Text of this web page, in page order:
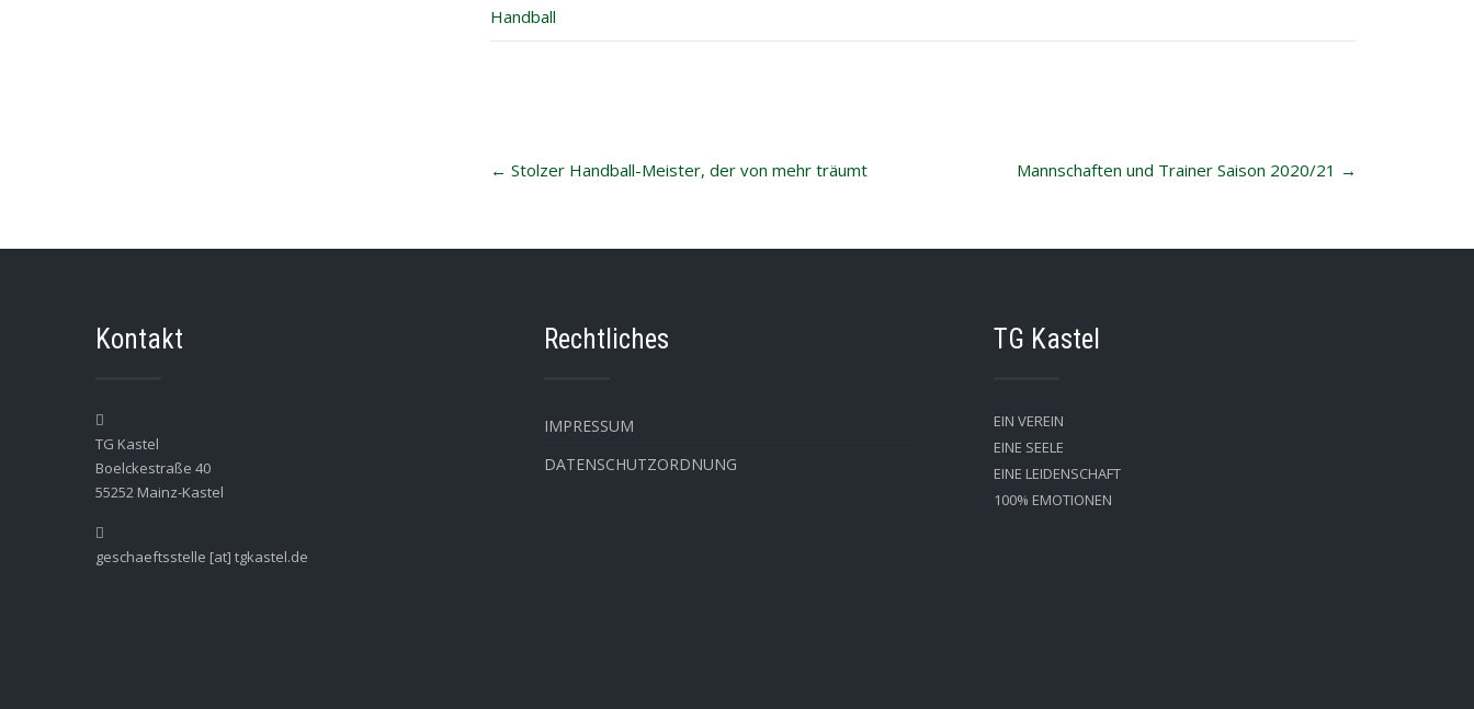
Handball
navigation
← Stolzer Handball-Meister, der von mehr träumt Mannschaften und Trainer Saison 2020/21 →
Kontakt
TG Kastel
Boelckestraße 40
55252 Mainz-Kastel
geschaeftsstelle [at] tgkastel.de
Rechtliches
IMPRESSUM
DATENSCHUTZORDNUNG
TG Kastel
EIN VEREIN
EINE SEELE
EINE LEIDENSCHAFT
100% EMOTIONEN